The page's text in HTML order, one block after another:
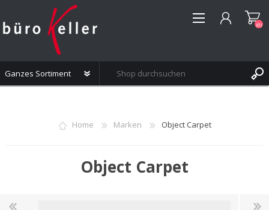
WUNSCHLISTE
(0)
Home Marken Object Carpet
Object Carpet